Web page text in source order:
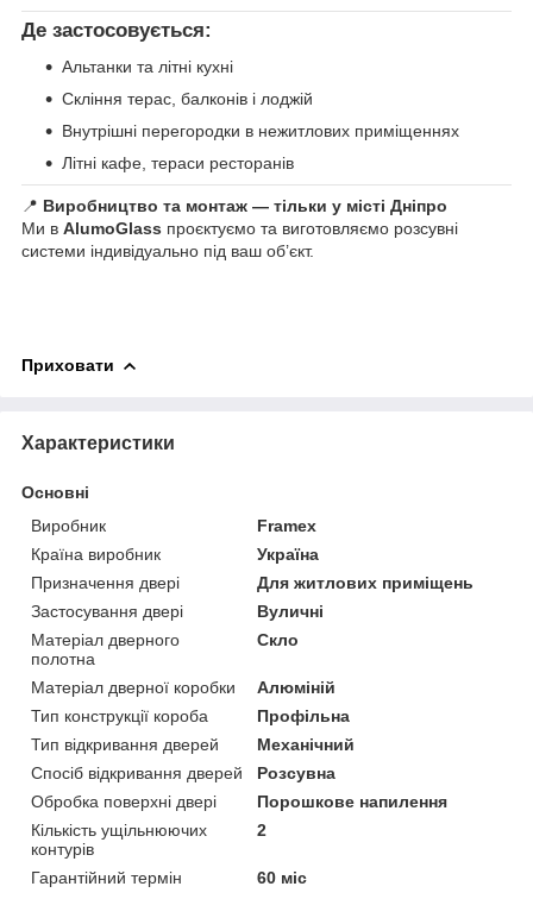
Де застосовується:
Альтанки та літні кухні
Скління терас, балконів і лоджій
Внутрішні перегородки в нежитлових приміщеннях
Літні кафе, тераси ресторанів
📍 Виробництво та монтаж — тільки у місті Дніпро
Ми в AlumoGlass проєктуємо та виготовляємо розсувні
системи індивідуально під ваш об’єкт.
Приховати
Характеристики
Основні
Виробник
Framex
Країна виробник
Україна
Призначення двері
Для житлових приміщень
Застосування двері
Вуличні
Матеріал дверного
полотна
Скло
Матеріал дверної коробки
Алюміній
Тип конструкції короба
Профільна
Тип відкривання дверей
Механічний
Спосіб відкривання дверей
Розсувна
Обробка поверхні двері
Порошкове напилення
Кількість ущільнюючих
контурів
2
Гарантійний термін
60 міс